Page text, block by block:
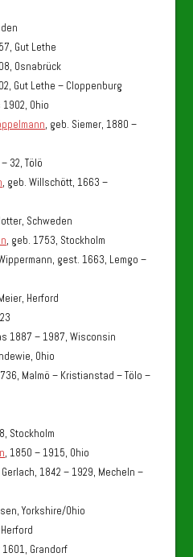
Gut Lethe
Osnabrück
Gut Lethe – Cloppenburg
Ohio
, geb. Siemer, 1880 –
32, Tölö
, geb. Willschött, 1663 –
Schweden
, geb. 1753, Stockholm
gest. 1663, Lemgo –
Herford
1887 – 1987, Wisconsin
Ohio
Malmö – Kristianstad – Tölo –
Stockholm
, 1850 – 1915, Ohio
1842 – 1929, Mecheln –
Yorkshire/Ohio
Grandorf